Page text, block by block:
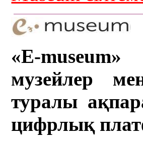
«E-
музейлер
туралы
цифрлық